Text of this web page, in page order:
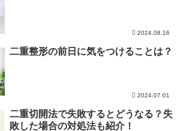
2024.08.16
二重整形の前日に気をつけることは？
2024.07.01
二重切開法で失敗するとどうなる？失
敗した場合の対処法も紹介！